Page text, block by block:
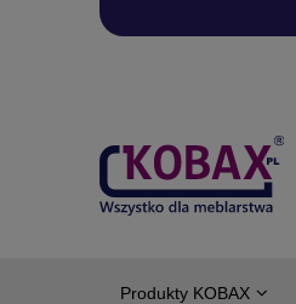
Produkty KOBAX